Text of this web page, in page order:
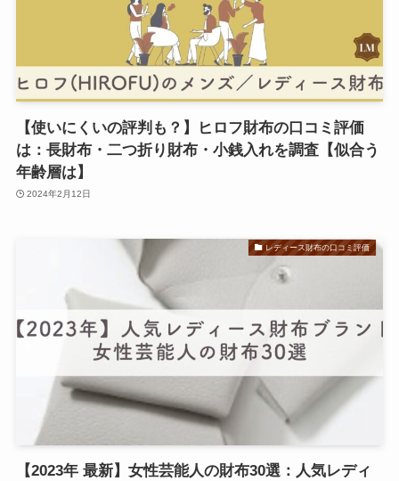
【使いにくいの評判も？】ヒロフ財布の口コミ評価
は：長財布・二つ折り財布・小銭入れを調査【似合う
年齢層は】
2024年2月12日
レディース財布の口コミ評価
【2023年 最新】女性芸能人の財布30選：人気レディ